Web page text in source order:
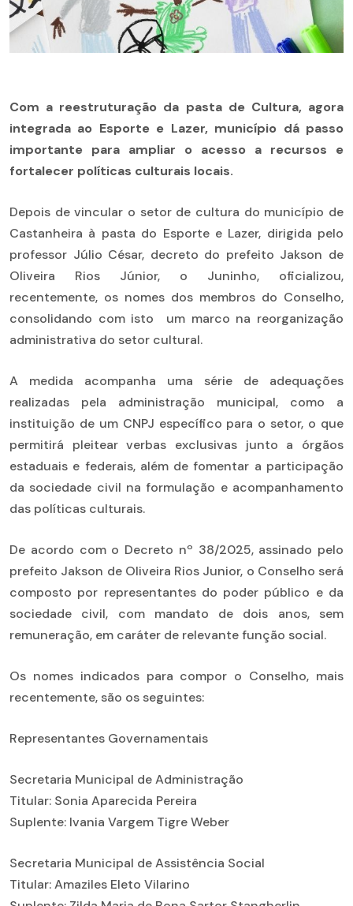
Com a reestruturação da pasta de Cultura, agora
integrada ao Esporte e Lazer, município dá passo
importante para ampliar o acesso a recursos e
fortalecer políticas culturais locais.
Depois de vincular o setor de cultura do município de
Castanheira à pasta do Esporte e Lazer, dirigida pelo
professor Júlio César, decreto do prefeito Jakson de
Oliveira Rios Júnior, o Juninho, oficializou,
recentemente, os nomes dos membros do Conselho,
consolidando com isto um marco na reorganização
administrativa do setor cultural.
A medida acompanha uma série de adequações
realizadas pela administração municipal, como a
instituição de um CNPJ específico para o setor, o que
permitirá pleitear verbas exclusivas junto a órgãos
estaduais e federais, além de fomentar a participação
da sociedade civil na formulação e acompanhamento
das políticas culturais.
De acordo com o Decreto nº 38/2025, assinado pelo
prefeito Jakson de Oliveira Rios Junior, o Conselho será
composto por representantes do poder público e da
sociedade civil, com mandato de dois anos, sem
remuneração, em caráter de relevante função social.
Os nomes indicados para compor o Conselho, mais
recentemente, são os seguintes:
Representantes Governamentais
Secretaria Municipal de Administração
Titular: Sonia Aparecida Pereira
Suplente: Ivania Vargem Tigre Weber
Secretaria Municipal de Assistência Social
Titular: Amaziles Eleto Vilarino